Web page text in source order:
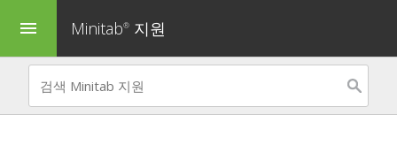
menu Minitab® 지원